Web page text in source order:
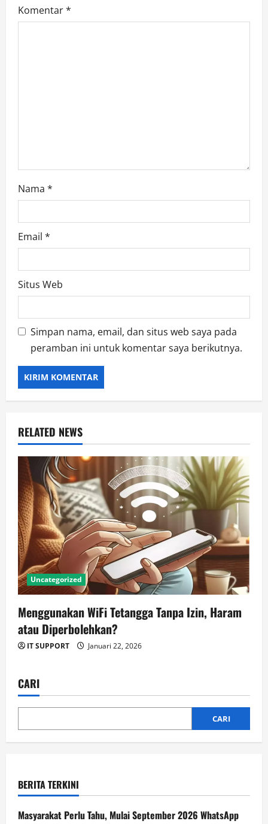
Komentar*
Nama *
Email *
Situs Web
Simpan nama, email, dan situs web saya pada
peramban ini untuk komentar saya berikutnya.
RELATED NEWS
Uncategorized
Menggunakan WiFi Tetangga Tanpa Izin, Haram
atau Diperbolehkan?
IT SUPPORT Januari 22, 2026
CARI
CARI
BERITA TERKINI
Masyarakat Perlu Tahu, Mulai September 2026 WhatsApp